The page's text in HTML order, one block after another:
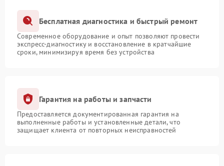
Бесплатная диагностика и быстрый ремонт
Современное оборудование и опыт позволяют провести
экспресс-диагностику и восстановление в кратчайшие
сроки, минимизируя время без устройства
Гарантия на работы и запчасти
Предоставляется документированная гарантия на
выполненные работы и установленные детали, что
защищает клиента от повторных неисправностей